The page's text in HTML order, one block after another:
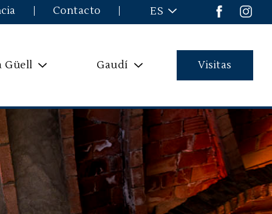
Contacto ES
Güell Gaudí Visitas